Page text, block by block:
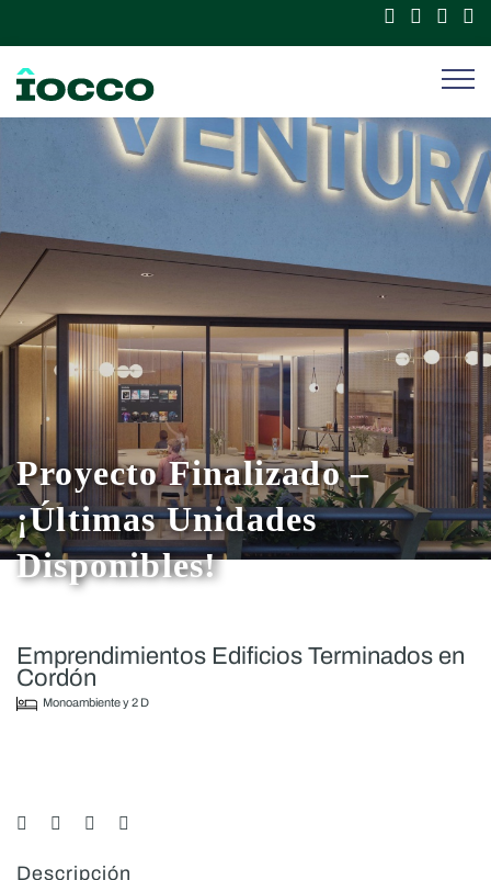
Proyecto Finalizado –
¡Últimas Unidades
Disponibles!
Emprendimientos Edificios Terminados en
Cordón
Monoambiente y 2 D
Descripción